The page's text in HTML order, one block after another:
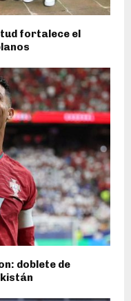
fortalece el
doblete de